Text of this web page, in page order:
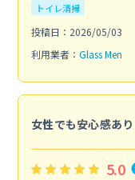
トイレ清掃
投稿日：2026/05/03
利用業者： Glass Men
女性でも安心感あり
5.0